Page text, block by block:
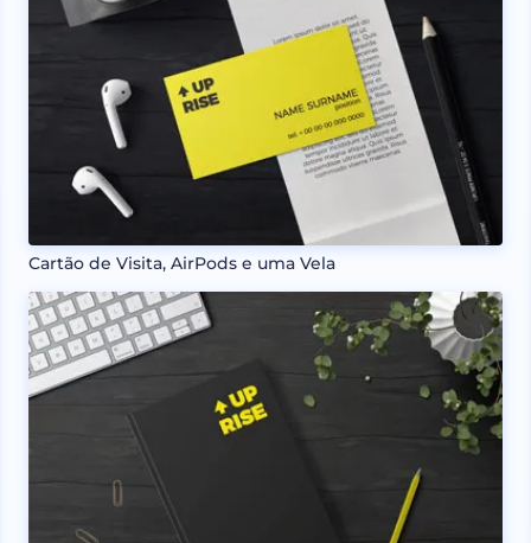
Cartão de Visita, AirPods e uma Vela